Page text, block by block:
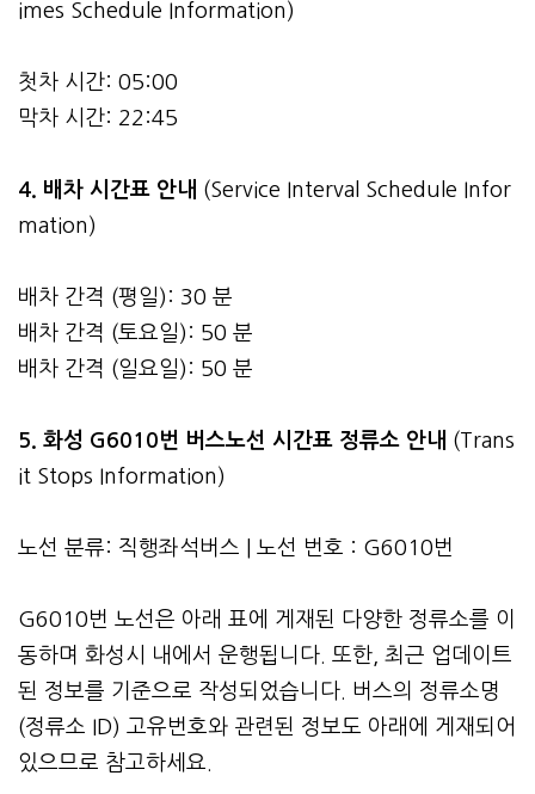
imes Schedule Information)
첫차 시간: 05:00
막차 시간: 22:45
4. 배차 시간표 안내 (Service Interval Schedule Infor
mation)
배차 간격 (평일): 30 분
배차 간격 (토요일): 50 분
배차 간격 (일요일): 50 분
5. 화성 G6010번 버스노선 시간표 정류소 안내 (Trans
it Stops Information)
노선 분류: 직행좌석버스 | 노선 번호 : G6010번
G6010번 노선은 아래 표에 게재된 다양한 정류소를 이
동하며 화성시 내에서 운행됩니다. 또한, 최근 업데이트
된 정보를 기준으로 작성되었습니다. 버스의 정류소명
(정류소 ID) 고유번호와 관련된 정보도 아래에 게재되어
있으므로 참고하세요.